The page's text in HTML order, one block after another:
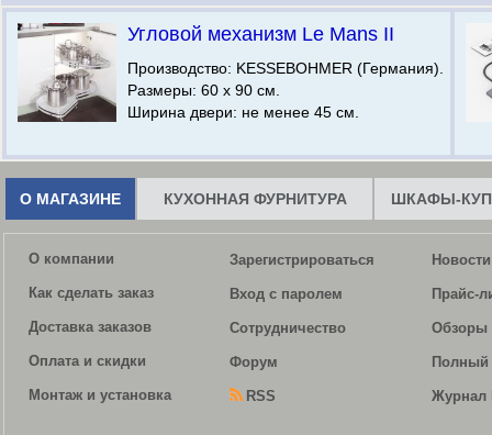
Угловой механизм Le Mans II
Производство: KESSEBOHMER (Германия).
Размеры: 60 х 90 см.
Ширина двери: не менее 45 см.
О МАГАЗИНЕ КУХОННАЯ ФУРНИТУРА ШКАФЫ-
О компании
Как сделать заказ
Доставка заказов
Оплата и скидки
Монтаж и установка
Зарегистрироваться
Вход с паролем
Сотрудничество
Форум
RSS
Новости
Прайс-
Обзоры
Полный
Журнал